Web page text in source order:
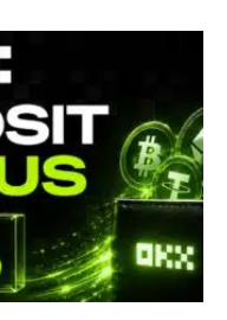
Bonus : jusqu’à 5